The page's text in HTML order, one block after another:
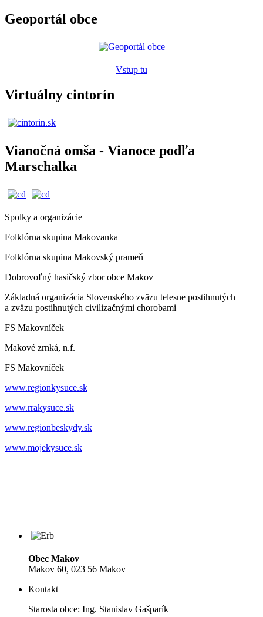
Geoportál obce
Vstup tu
Virtuálny cintorín
Vianočná omša - Vianoce podľa
Marschalka
Spolky a organizácie
Folklórna skupina Makovanka
Folklórna skupina Makovský prameň
Dobrovoľný hasičský zbor obce Makov
Základná organizácia Slovenského zväzu telesne postihnutých
a zväzu postihnutých civilizačnými chorobami
FS Makovníček
Makové zrnká, n.f.
FS Makovníček
www.regionkysuce.sk
www.rrakysuce.sk
www.regionbeskydy.sk
www.mojekysuce.sk
Obec Makov
Makov 60, 023 56 Makov
Kontakt
Starosta obce: Ing. Stanislav Gašparík